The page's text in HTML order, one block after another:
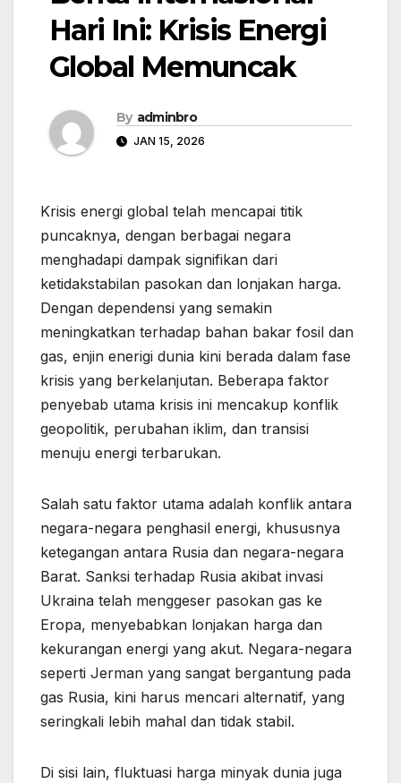
Hari Ini: Krisis Energi
Global Memuncak
By adminbro
JAN 15, 2026
Krisis energi global telah mencapai titik
puncaknya, dengan berbagai negara
menghadapi dampak signifikan dari
ketidakstabilan pasokan dan lonjakan harga.
Dengan dependensi yang semakin
meningkatkan terhadap bahan bakar fosil dan
gas, enjin enerigi dunia kini berada dalam fase
krisis yang berkelanjutan. Beberapa faktor
penyebab utama krisis ini mencakup konflik
geopolitik, perubahan iklim, dan transisi
menuju energi terbarukan.
Salah satu faktor utama adalah konflik antara
negara-negara penghasil energi, khususnya
ketegangan antara Rusia dan negara-negara
Barat. Sanksi terhadap Rusia akibat invasi
Ukraina telah menggeser pasokan gas ke
Eropa, menyebabkan lonjakan harga dan
kekurangan energi yang akut. Negara-negara
seperti Jerman yang sangat bergantung pada
gas Rusia, kini harus mencari alternatif, yang
seringkali lebih mahal dan tidak stabil.
Di sisi lain, fluktuasi harga minyak dunia juga